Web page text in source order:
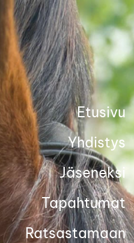
Etusivu
Yhdistys
Jäseneksi
Tapahtumat
Ratsastamaan